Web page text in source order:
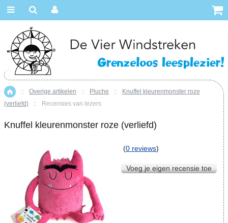
Home
:: Overige artikelen :: Pluche ::
Knuffel kleurenmonster roze
(verliefd)
:: Recensies van lezers
Knuffel kleurenmonster roze (verliefd)
(0 reviews)
Voeg je eigen recensie toe